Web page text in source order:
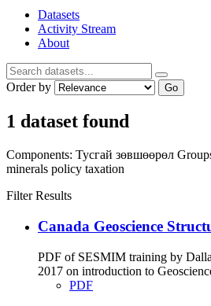
Datasets
Activity Stream
About
Order by Go
1 dataset found
Components: Тусгай зөвшөөрөл
minerals policy taxation
Filter Results
Canada Geoscience
PDF of SESMIM training by
2017 on introduction to
PDF